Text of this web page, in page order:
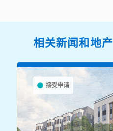
相关新闻和地产
接受申请